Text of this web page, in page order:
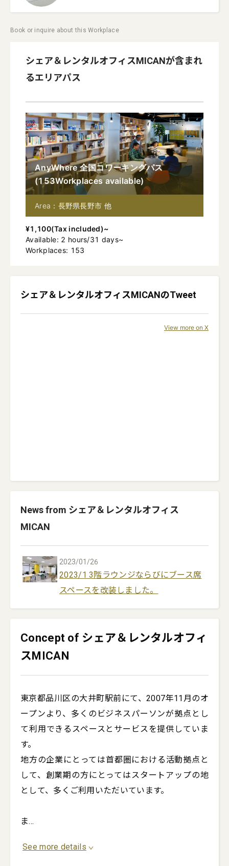
Book or inquire about this Workplace
シェア＆レンタルオフィスMICANが含まれ
るエリアパス
AnyWhere 全国コワーキングパス
(153Workplaces available)
Area：長野県長野市 他
¥1,100(Tax included)~
Available: 2 hours/31 days~
Workplaces: 153
シェア＆レンタルオフィスMICANのTweet
View more on X
News from シェア＆レンタルオフィス
MICAN
2023/01/26
2023/1 3階ラウンジならびにブース席
スペースを改装しました。
Concept of シェア＆レンタルオフィ
スMICAN
東京都品川区の大井町駅前にて、2007年11月のオ
ープンより、多くのビジネスパーソンが拠点とし
て利用できるスペースとサービスを提供していま
す。
地方の企業にとっては首都圏における活動拠点と
して、創業期の方にとってはスタートアップの地
として、多くご利用いただいています。
ま...
See more details